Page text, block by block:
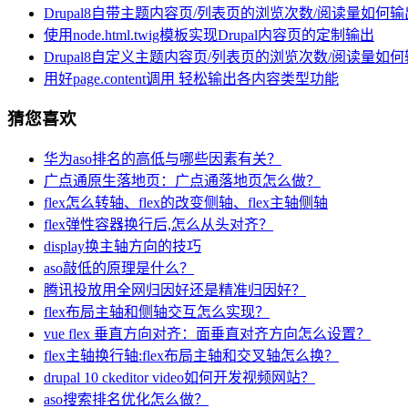
Drupal8自带主题内容页/列表页的浏览次数/阅读量如何输
使用node.html.twig模板实现Drupal内容页的定制输出
Drupal8自定义主题内容页/列表页的浏览次数/阅读量如何
用好page.content调用 轻松输出各内容类型功能
猜您喜欢
华为aso排名的高低与哪些因素有关？
广点通原生落地页：广点通落地页怎么做？
flex怎么转轴、flex的改变侧轴、flex主轴侧轴
flex弹性容器换行后,怎么从头对齐？
display换主轴方向的技巧
aso敲低的原理是什么？
腾讯投放用全网归因好还是精准归因好？
flex布局主轴和侧轴交互怎么实现？
vue flex 垂直方向对齐：面垂直对齐方向怎么设置？
flex主轴换行轴:flex布局主轴和交叉轴怎么换？
drupal 10 ckeditor video如何开发视频网站？
aso搜索排名优化怎么做？